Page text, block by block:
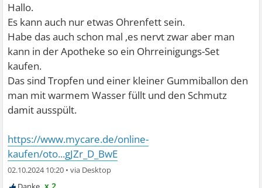
Hallo.
Es kann auch nur etwas Ohrenfett sein.
Habe das auch schon mal ,es nervt zwar aber man
kann in der Apotheke so ein Ohrreinigungs-Set
kaufen.
Das sind Tropfen und einer kleiner Gummiballon den
man mit warmem Wasser füllt und den Schmutz
damit ausspült.
https://www.mycare.de/online-
kaufen/oto...gJZr_D_BwE
02.10.2024 10:20 •